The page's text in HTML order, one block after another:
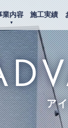
業内容 施工実績
ア